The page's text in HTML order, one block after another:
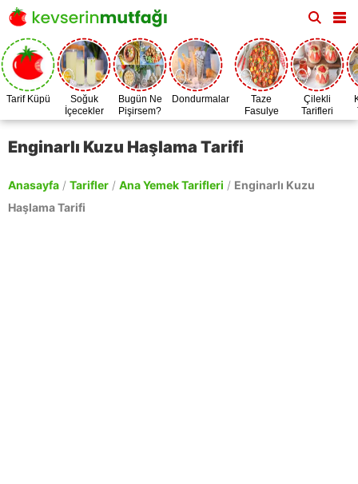
Tarif Küpü
Soğuk
İçecekler
Bugün Ne
Pişirsem?
Dondurmalar
Taze
Fasulye
Zamanı
Çilekli
Tarifleri
Enginarlı Kuzu Haşlama Tarifi
Anasayfa / Tarifler / Ana Yemek Tarifleri / Enginarlı Kuzu
Haşlama Tarifi